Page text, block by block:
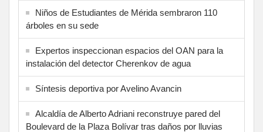
Niños de Estudiantes de Mérida sembraron 110
árboles en su sede
Expertos inspeccionan espacios del OAN para la
instalación del detector Cherenkov de agua
Síntesis deportiva por Avelino Avancin
Alcaldía de Alberto Adriani reconstruye pared del
Boulevard de la Plaza Bolívar tras daños por lluvias